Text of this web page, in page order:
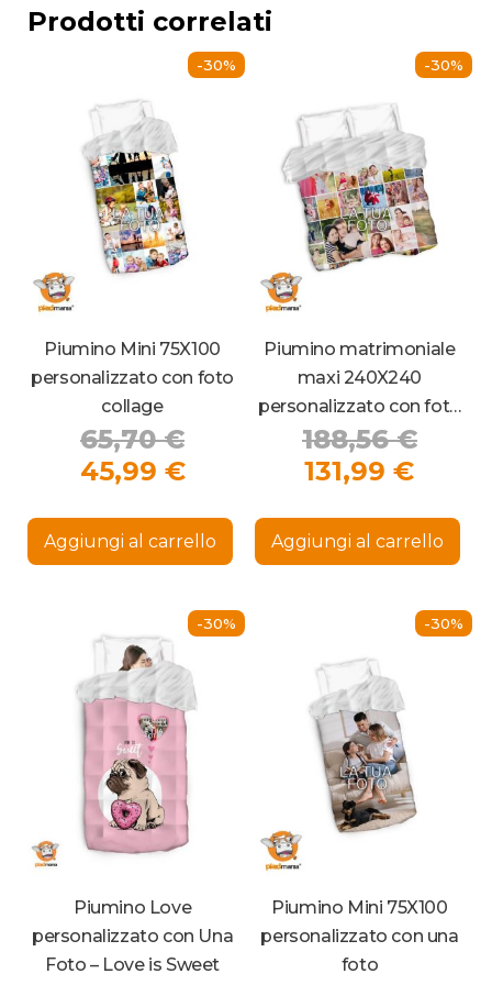
Prodotti correlati
-30%
Piumino Mini 75X100
personalizzato con foto
collage
65,70€Il
prezzo
era:
65,70 €.
45,99 €Il
attuale
è:
Aggiungi al carrello
-30%
Piumino matrimoniale
maxi 240X240
personalizzato con foto
collage
188,56€Il
era:
131,99€Il
è:
Aggiungi al carrello
-30%
Piumino Love
personalizzato con Una
Foto – Love is Sweet
-30%
Piumino Mini 75X100
personalizzato con una
foto